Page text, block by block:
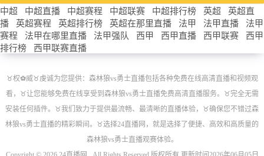
中超 中超直播 中超赛程 中超联赛 中超排行榜 英超
英超直
播
英超赛程 英超排行榜 英超在那里直播 法甲 法甲直播
法甲
赛程
法甲在哪里直播 法甲强队 西甲 西甲直播 西甲联赛
西甲
排行榜
西甲联赛直播
♉️权⚽威♉️虔诚为您提供：森林狼vs勇士直播包括各种免费在线高清直播和视频观
看，♉️让您能够免费在线享受到森林狼vs勇士直播免费高清直播服务。♉️完全无需
安装任何插件。♉️我们致力于提供最流畅、最清晰的直播体验，♉️确保您不错过森
林狼vs勇士直播的精彩瞬间。♉️选择24直播网，就是选择了便捷、高效和高质量的
森林狼vs勇士直播观赛体验。